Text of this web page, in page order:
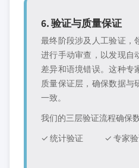
6. 验证与质量保证
最终阶段涉及人工验证，
进行手动审查，以发现自
差异和语境错误。这种专
质量保证层，确保数据与
一致。
我们的三层验证流程确保
✓ 统计验证
✓ 专家